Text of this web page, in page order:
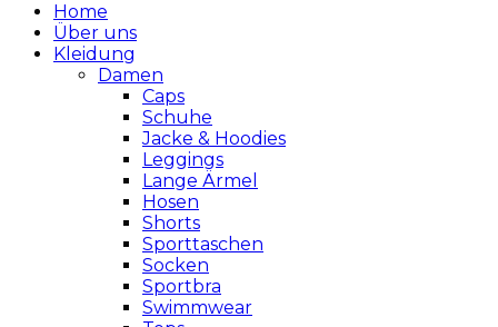
Home
Über uns
Kleidung
Damen
Caps
Schuhe
Jacke & Hoodies
Leggings
Lange Ärmel
Hosen
Shorts
Sporttaschen
Socken
Sportbra
Swimmwear